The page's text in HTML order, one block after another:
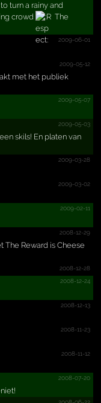
turn a rainy and
crowd
The
2009-06-01
2009-05-12
met het publiek
2009-05-07
2009-05-03
skils! En platen van
2009-03-28
2009-03-02
2009-02-11
2008-12-29
The Reward is Cheese
2008-12-28
2008-12-24
2008-12-13
2008-11-23
2008-11-12
2008-07-20